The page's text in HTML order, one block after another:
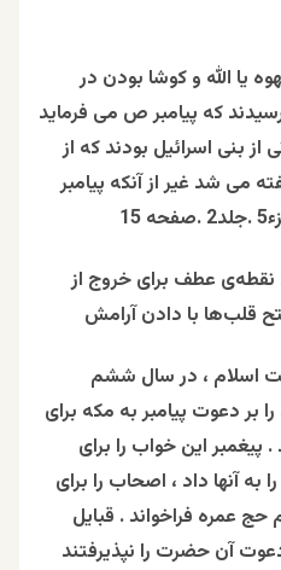
یا الله و کوشا بودن در
که پيامبر ص مى فرمايد
بنى اسرائيل بودند كه از
مى شد غير از آنكه پيامبر
نقطه‌ی عطف برای خروج از
قلب‌ها با دادن آرامش
اسلام ، در سال ششم
بر دعوت پیامبر به مکه برای
. پیغمبر این خواب را برای
آنها داد ، اصحاب را برای
عمره فراخواند . قبایل
آن حضرت را نپذیرفتند